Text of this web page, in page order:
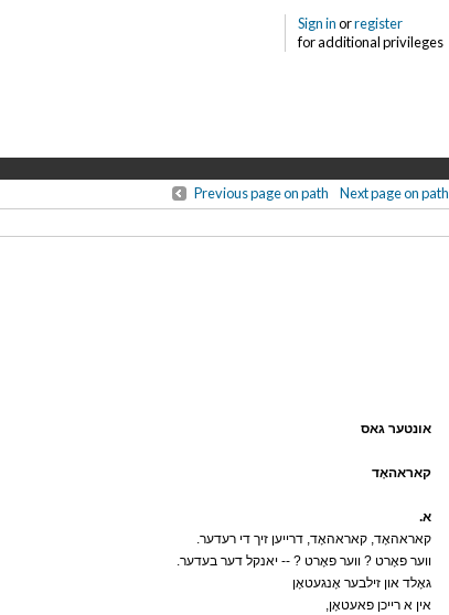
Sign inorregister
for additional privileges
Previous page on path Next page on path
אונטער גאס
קאראהאָד
.א
.קאראהאָד, קאראהאָד, דרייען זיך די רעדער
.ווער פאָרט ? ווער פאָרט ? -- יאנקל דער בעדער
גאָלד און זילבער אָנגעטאָן
,אין א רייכן פאעטאָן